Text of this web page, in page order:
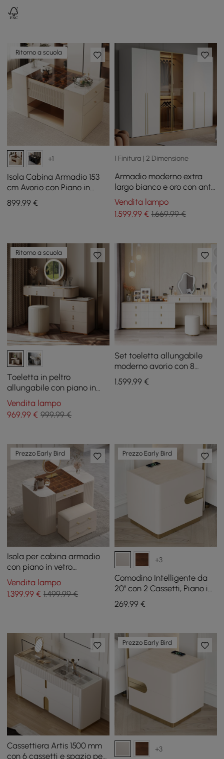
Ritorno a scuola
+1
Isola Cabina Armadio 153
cm Avorio con Piano in
Vetro e Porta Gioielli
899,99 €
1 Finitura | 2 Dimensione
Armadio moderno extra
largo bianco e oro con anta
in vetro trasparente con
sensore di luce
Vendita lampo
1.599,99€ 1.669,99 €
Ritorno a scuola
Toeletta in peltro
allungabile con piano in
pietra sinterizzata e 5
cassetti
Vendita lampo
969,99 € 999,99 €
Set toeletta allungabile
moderno avorio con 8
cassetti e sgabello
1.599,99€
Prezzo Early Bird
Isola per cabina armadio
con piano in vetro
temperato da 47" con
specchio e cassettiera per
gioielli
Vendita lampo
1.399,99 € 1.499,99 €
Prezzo Early Bird
+3
Comodino Intelligente da
20" con 2 Cassetti, Piano in
Pietra Sinterizzata e
Stazione di Ricarica
269,99€
Cassettiera Artis 1500 mm
con 6 cassetti e spazio per
Prezzo Early Bird
+3